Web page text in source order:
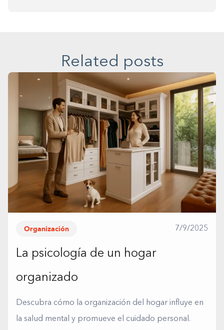
Related posts
Organización 7/9/2025
La psicología de un hogar
organizado
Descubra cómo la organización del hogar influye en
la salud mental y promueve el cuidado personal.